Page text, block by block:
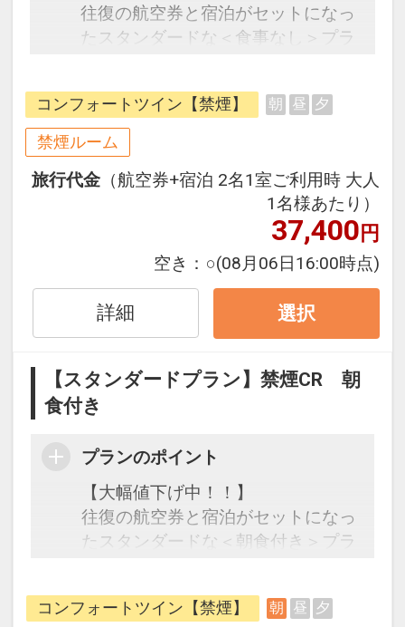
往復の航空券と宿泊がセットになっ
たスタンダードな＜食事なし＞プラ
み合わせできるダイナミックパッケ
ージだから、一都市滞在はもちろん
周遊旅行にも最適！
旅行期間中の1泊だけの宿泊や延
泊・飛び泊なども自由自在です。
フライトは、安心のJAL（または
JALグループ）確約！フライトマイ
ル50%貯まります。
通・体験プランなどの追加（同時予
約）が可能なプランもございます。
コンフォートツイン【禁煙】 朝 昼 夕
禁煙ルーム
旅行代金 （航空券+宿泊 2名1室ご利用時 大人
1名様あたり）
37,400円
空き： ○(08月06日16:00時点)
詳細 選択
【スタンダードプラン】禁煙CR 朝
食付き
プランのポイント
【大幅値下げ中！！】
往復の航空券と宿泊がセットになっ
たスタンダードな＜朝食付き＞プラ
み合わせできるダイナミックパッケ
ージだから、一都市滞在はもちろん
コンフォートツイン【禁煙】 朝 昼 夕